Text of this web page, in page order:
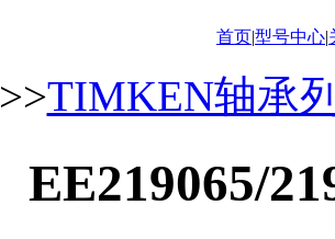
首页|型号中心|
>>TIMKEN轴承
EE219065/